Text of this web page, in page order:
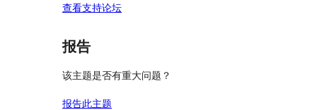
查看支持论坛
报告
该主题是否有重大问题？
报告此主题